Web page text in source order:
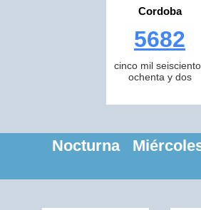
Cordoba
5682
cinco mil
ochenta y dos
Nocturna